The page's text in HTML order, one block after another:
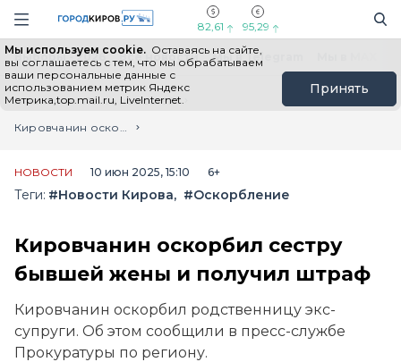
Навигация сайта
82,61 95,29
Мы используем cookie. Оставаясь на сайте,
вы соглашаетесь с тем, что мы обрабатываем
ваши персональные данные с
использованием метрик Яндекс
Метрика,top.mail.ru, LiveInternet.
Принять
Выборы - 2026 Все новости Мы в Telegram
Главная
Лента новостей
Кировчанин оскорбил сестру бывшей жены и получил штраф
НОВОСТИ 10 июн 2025, 15:10 6+
Теги: #Новости Кирова #Оскорбление
Кировчанин оскорбил сестру
бывшей жены и получил штраф
Кировчанин оскорбил родственницу экс-
супруги. Об этом сообщили в пресс-службе
Прокуратуры по региону.